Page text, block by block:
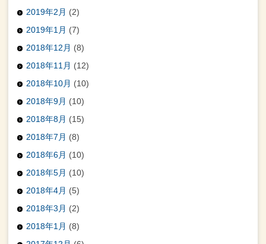
2019年2月 (2)
2019年1月 (7)
2018年12月 (8)
2018年11月 (12)
2018年10月 (10)
2018年9月 (10)
2018年8月 (15)
2018年7月 (8)
2018年6月 (10)
2018年5月 (10)
2018年4月 (5)
2018年3月 (2)
2018年1月 (8)